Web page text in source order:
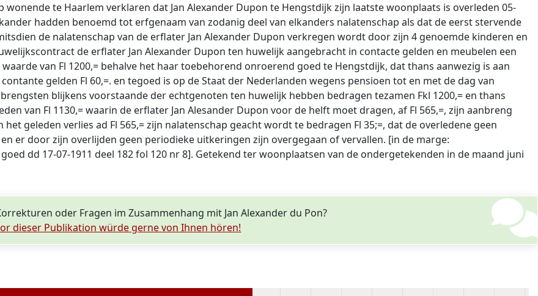
wonende te Haarlem verklaren dat Jan Alexander Dupon te Hengstdijk zijn laatste woonplaats is overleden 05-
hadden benoemd tot erfgenaam van zodanig deel van elkanders nalatenschap als dat de eerst stervende
de nalatenschap van de erflater Jan Alexander Dupon verkregen wordt door zijn 4 genoemde kinderen en
de erflater Jan Alexander Dupon ten huwelijk aangebracht in contacte gelden en meubelen een
van Fl 1200,= behalve het haar toebehorend onroerend goed te Hengstdijk, dat thans aanwezig is aan
gelden Fl 60,=. en tegoed is op de Staat der Nederlanden wegens pensioen tot en met de dag van
blijkens voorstaande der echtgenoten ten huwelijk hebben bedragen tezamen Fkl 1200,= en thans
van Fl 1130,= waarin de erflater Jan Alesander Dupon voor de helft moet dragen, af Fl 565,=, zijn aanbreng
geleden verlies ad Fl 565,= zijn nalatenschap geacht wordt te bedragen Fl 35;=, dat de overledene geen
er door zijn overlijden geen periodieke uitkeringen zijn overgegaan of vervallen. [in de marge:
dd 17-07-1911 deel 182 fol 120 nr 8]. Getekend ter woonplaatsen van de ondergetekenden in de maand juni
oder Fragen im Zusammenhang mit Jan Alexander du Pon?
dieser Publikation würde gerne von Ihnen hören!